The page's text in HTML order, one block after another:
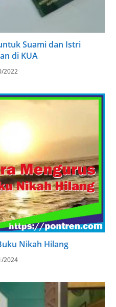
Suami dan Istri
di KUA
2022
Nikah Hilang
2024